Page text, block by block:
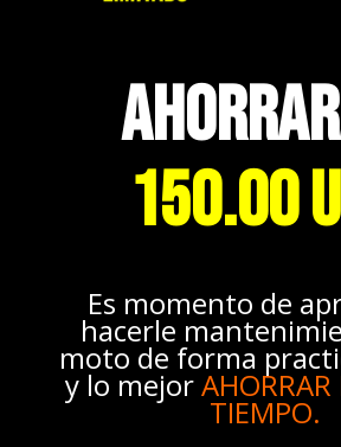
150.00
Es momento de
hacerle
moto de forma
y lo mejor
TIEMPO.